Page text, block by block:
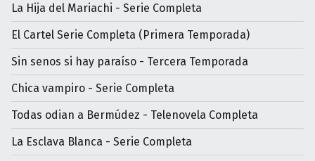
La Hija del Mariachi - Serie Completa
El Cartel Serie Completa (Primera Temporada)
Sin senos si hay paraíso - Tercera Temporada
Chica vampiro - Serie Completa
Todas odian a Bermúdez - Telenovela Completa
La Esclava Blanca - Serie Completa